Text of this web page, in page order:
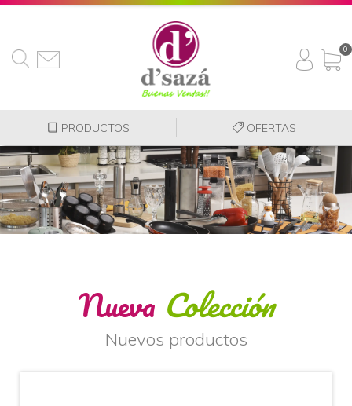
0
PRODUCTOS OFERTAS
Nueva Colección
Nuevos productos